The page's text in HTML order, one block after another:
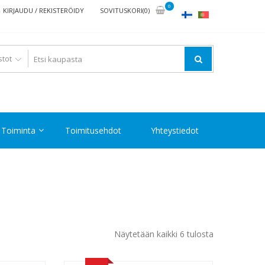
KIRJAUDU / REKISTERÖIDY SOVITUSKORI(0)
0
Toiminta Toimitusehdot Yhteystiedot
Näytetään kaikki 6 tulosta